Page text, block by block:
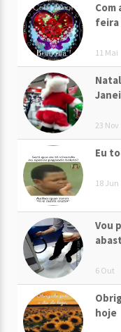
Com
feira
11 Mai
23 Nov
Eu
18 Jun
Vou
6 Out
hoje